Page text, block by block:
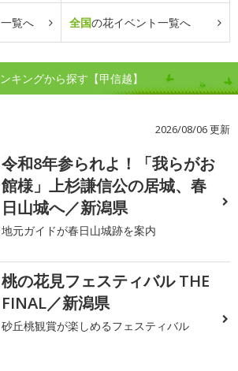
覧へ 全国の花イベント一覧へ
キングから探す【甲信越】
2026/08/06 更新
令和8年参られよ！「我らがお
館様」上杉謙信公の居城、春
日山城へ／新潟県
地元ガイドが春日山城跡を案内
桃の花見フェスティバル THE
FINAL／新潟県
砂丘桃観賞が楽しめるフェスティバル